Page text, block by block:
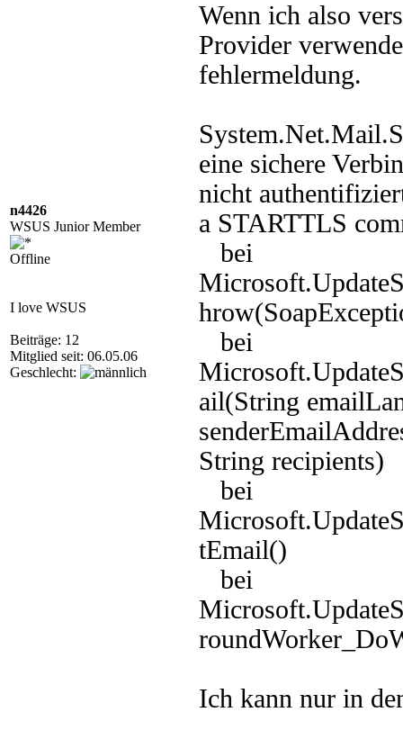
n4426
WSUS Junior Member
Offline
I love WSUS
Beiträge: 12
Mitglied seit: 06.05.06
Geschlecht:
Wenn ich also
Provider
fehlermeldung.
eine sichere
nicht
a STARTTLS
bei
bei
ail(String
String recipients)
bei
tEmail()
bei
Ich kann nur in